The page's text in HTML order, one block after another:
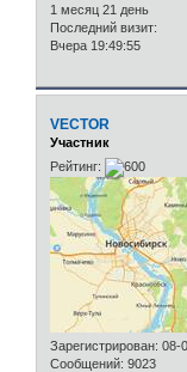
1 месяц 21 день
Последний визит:
Вчера 19:49:55
VECTOR
Участник
Рейтинг:
Зарегистрирован: 08-
Сообщений: 9023